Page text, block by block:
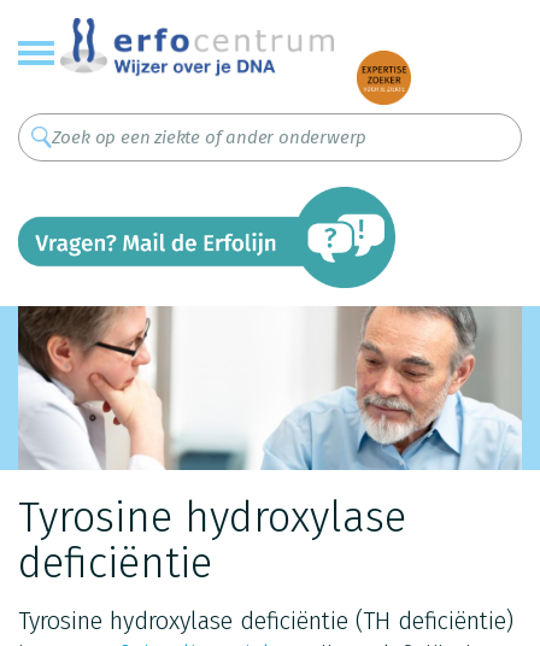
Overslaan
en
naar
inhoud
gaan
Tyrosine hydroxylase
deficiëntie
Tyrosine hydroxylase deficiëntie (TH deficiëntie)